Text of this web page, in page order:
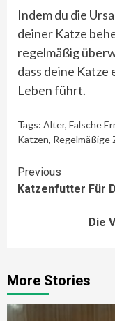
Indem du die
deiner Katze
regelmäßig
dass deine Katze
Leben führt.
Tags: Alter, Falsche
Katzen, Regelmäßige
Continue
Reading
Previous
Katzenfutter Für
Die
More Stories